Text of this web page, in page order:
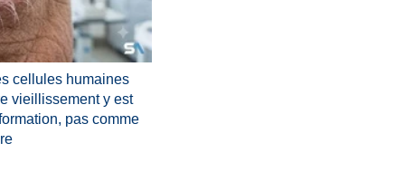
cellules humaines
vieillissement y est
pas comme